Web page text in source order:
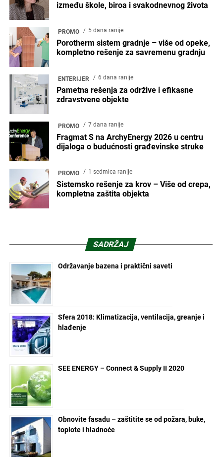
između škole, biroa i svakodnevnog života
PROMO 5 dana ranije
Porotherm sistem gradnje – više od opeke,
kompletno rešenje za savremenu gradnju
ENTERIJER 6 dana ranije
Pametna rešenja za održive i efikasne
zdravstvene objekte
PROMO 7 dana ranije
Fragmat S na ArchyEnergy 2026 u centru
dijaloga o budućnosti građevinske struke
PROMO 1 sedmica ranije
Sistemsko rešenje za krov – Više od crepa,
kompletna zaštita objekta
SADRŽAJ
Održavanje bazena i praktični saveti
Sfera 2018: Klimatizacija, ventilacija, greanje i
hlađenje
SEE ENERGY – Connect & Supply II 2020
Obnovite fasadu – zaštitite se od požara, buke,
toplote i hladnoće